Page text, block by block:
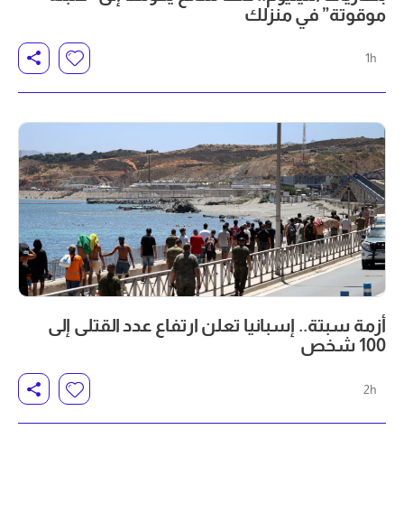
موقوتة” في منزلك
1h
أزمة سبتة.. إسبانيا تعلن ارتفاع عدد القتلى إلى
100 شخص
2h